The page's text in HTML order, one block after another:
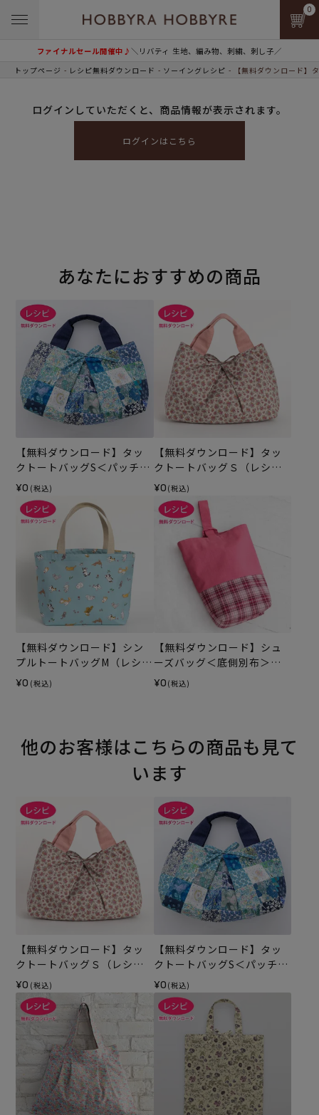
ファイナルセール開催中♪＼リバティ 生地、編み物、刺繍、刺し子／
0
トップページ レシピ無料ダウンロード ソーイングレシピ 【無料ダウンロード】
ログインしていただくと、商品情報が表示されます。
ログインはこちら
あなたにおすすめの商品
【無料ダウンロード】タッ
クトートバッグS＜パッチワ
ーク＞（レシピ）
¥0 (税込)
【無料ダウンロード】タッ
クトートバッグＳ（レシ
ピ）
¥0 (税込)
【無料ダウンロード】シン
プルトートバッグM（レシ
ピ）
¥0 (税込)
【無料ダウンロード】シュ
ーズバッグ＜底側別布＞
（レシピ）
¥0 (税込)
他のお客様はこちらの商品も見て
います
【無料ダウンロード】タッ
クトートバッグＳ（レシ
ピ）
¥0 (税込)
【無料ダウンロード】タッ
クトートバッグS＜パッチワ
ーク＞（レシピ）
¥0 (税込)